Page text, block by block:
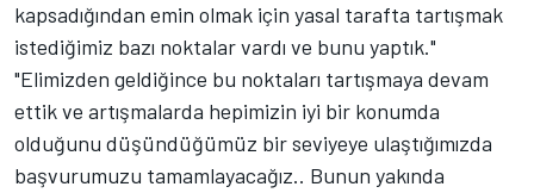
kapsadığından emin olmak için yasal tarafta tartışmak
istediğimiz bazı noktalar vardı ve bunu yaptık."
"Elimizden geldiğince bu noktaları tartışmaya devam
ettik ve artışmalarda hepimizin iyi bir konumda
olduğunu düşündüğümüz bir seviyeye ulaştığımızda
başvurumuzu tamamlayacağız.. Bunun yakında